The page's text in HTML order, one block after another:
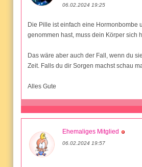
06.02.2024 19:25
Die Pille ist einfach eine Hormonbombe
genommen hast, muss dein Körper sich
Das wäre aber auch der Fall, wenn du
Zeit. Falls du dir Sorgen machst schau
Alles Gute
Ehemaliges Mitglied
06.02.2024 19:57